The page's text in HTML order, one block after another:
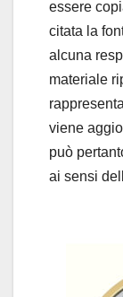
essere
citata la
alcuna
materiale
viene
può
ai sensi